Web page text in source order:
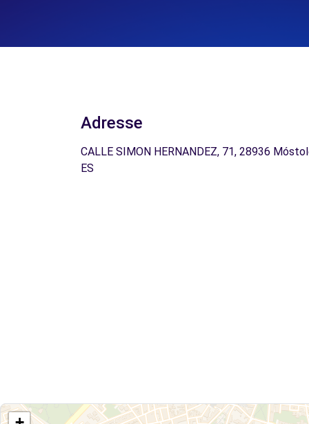
Adresse
CALLE SIMON HERNANDEZ, 71, 28936
ES